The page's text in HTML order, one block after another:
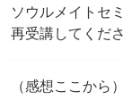
ソウルメイトセ
再受講してくだ
（感想ここから）